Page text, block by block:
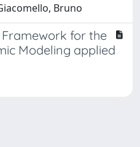
Bruno
for the
Modeling applied